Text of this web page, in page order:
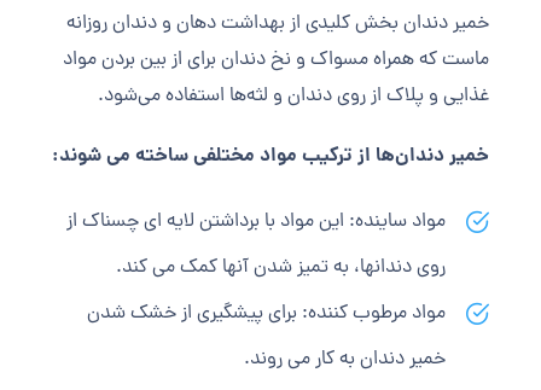
خمیر دندان بخش کلیدی از بهداشت دهان و دندان روزانه
ماست که همراه مسواک و نخ دندان برای از بین بردن مواد
غذایی و پلاک از روی دندان و لثه‌ها استفاده می‌شود.
خمیر دندان‌ها از ترکیب مواد مختلفی ساخته می شوند:
مواد ساینده: این مواد با برداشتن لایه ای چسناک از
روی دندانها، به تمیز شدن آنها کمک می کند.
مواد مرطوب کننده: برای پیشگیری از خشک شدن
خمیر دندان به کار می‌ روند.